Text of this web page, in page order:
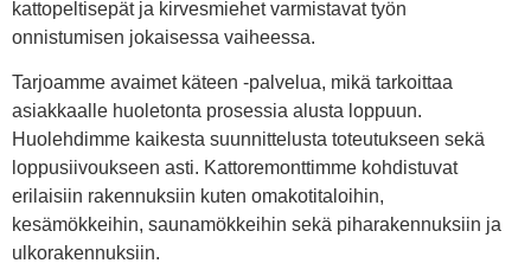
kattopeltisepät ja kirvesmiehet varmistavat työn
onnistumisen jokaisessa vaiheessa.
Tarjoamme avaimet käteen -palvelua, mikä tarkoittaa
asiakkaalle huoletonta prosessia alusta loppuun.
Huolehdimme kaikesta suunnittelusta toteutukseen sekä
loppusiivoukseen asti. Kattoremonttimme kohdistuvat
erilaisiin rakennuksiin kuten omakotitaloihin,
kesämökkeihin, saunamökkeihin sekä piharakennuksiin ja
ulkorakennuksiin.